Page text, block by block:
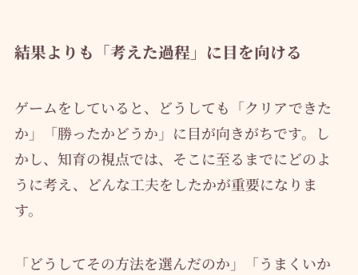
結果よりも「考えた過程」に目を向ける
ゲームをしていると、どうしても「クリアできた
か」「勝ったかどうか」に目が向きがちです。し
かし、知育の視点では、そこに至るまでにどのよ
うに考え、どんな工夫をしたかが重要になりま
す。
「どうしてその方法を選んだのか」「うまくいか